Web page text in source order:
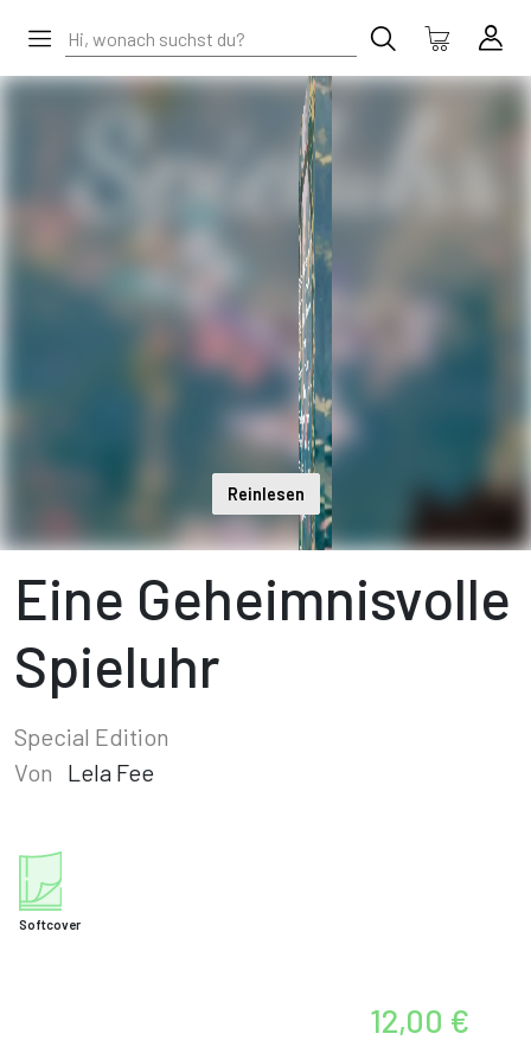
Reinlesen
Eine Geheimnisvolle
Spieluhr
Special Edition
Von
Lela Fee
Softcover
12,00 €